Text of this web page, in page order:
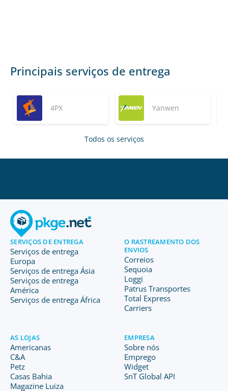
Principais serviços de entrega
4PX Yanwen
Todos os serviços
SERVIÇOS DE ENTREGA
Serviços de entrega
Europa
Serviços de entrega Ásia
Serviços de entrega
América
Serviços de entrega África
O RASTREAMENTO DOS
ENVIOS
Correios
Sequoia
Loggi
Patrus Transportes
Total Express
Carriers
AS LOJAS
Americanas
C&A
Petz
Casas Bahia
Magazine Luiza
EMPRESA
Sobre nós
Emprego
Widget
SnT Global API